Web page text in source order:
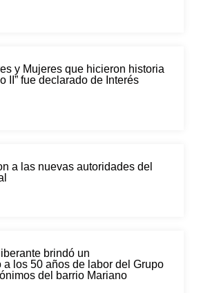
y Mujeres que hicieron historia
II” fue declarado de Interés
a las nuevas autoridades del
brindó un
a los 50 años de labor del Grupo
del barrio Mariano